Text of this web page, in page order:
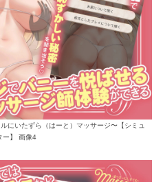
にいたずら（はーと）マッサージ〜【シミュ
ー】 画像4